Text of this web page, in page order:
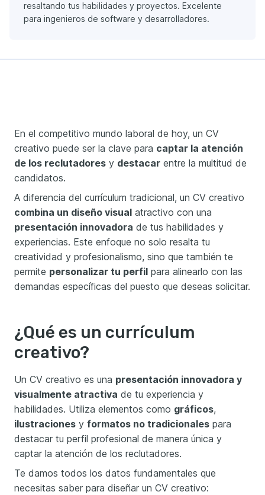
resaltando tus habilidades y proyectos. Excelente
para ingenieros de software y desarrolladores.
En el competitivo mundo laboral de hoy, un CV
creativo puede ser la clave para captar la atención
de los reclutadores y destacar entre la multitud de
candidatos.
A diferencia del currículum tradicional, un CV creativo
combina un diseño visual atractivo con una
presentación innovadora de tus habilidades y
experiencias. Este enfoque no solo resalta tu
creatividad y profesionalismo, sino que también te
permite personalizar tu perfil para alinearlo con las
demandas específicas del puesto que deseas solicitar.
¿Qué es un currículum
creativo?
Un CV creativo es una presentación innovadora y
visualmente atractiva de tu experiencia y
habilidades. Utiliza elementos como gráficos,
ilustraciones y formatos no tradicionales para
destacar tu perfil profesional de manera única y
captar la atención de los reclutadores.
Te damos todos los datos fundamentales que
necesitas saber para diseñar un CV creativo: